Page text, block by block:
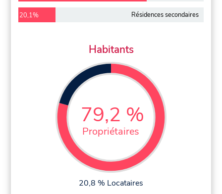
20,1% Résidences secondaires
Habitants
79,2 %
Propriétaires
20,8 % Locataires